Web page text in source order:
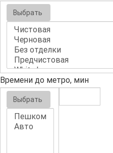
Выбрать
Времени до метро, мин
Выбрать